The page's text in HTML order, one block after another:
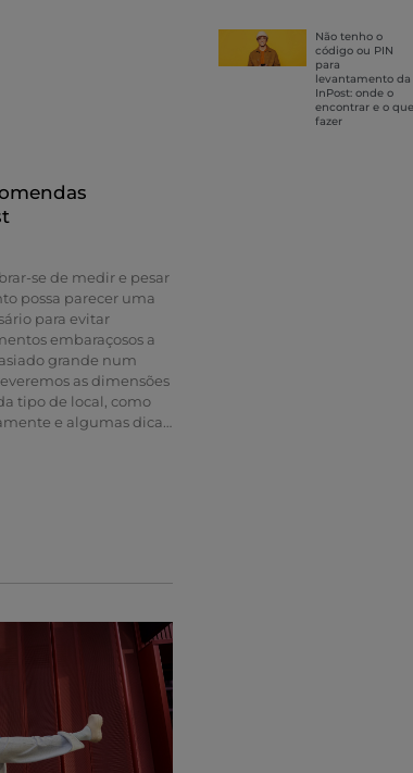
do destinatário. E-
postal e ponto de
e peso aproximados
se de medir e pesar
possa parecer uma
para evitar
embaraçosos a
grande num
as dimensões
tipo de local, como
e algumas dicas
de a levar a um
pode exceder 150
encomenda pode
são 64 x 38 x
envio, verifique se o
ou apenas um dos
Poderá consultar
Não tenho o
código ou PIN
para
levantamento da
InPost: onde o
encontrar e o que
fazer